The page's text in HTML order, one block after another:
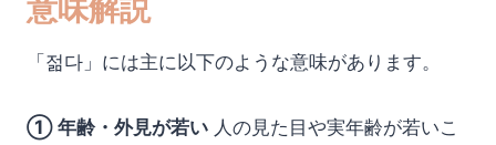
意味解説
「젊다」には主に以下のような意味があります。
① 年齢・外見が若い 人の見た目や実年齢が若いこ